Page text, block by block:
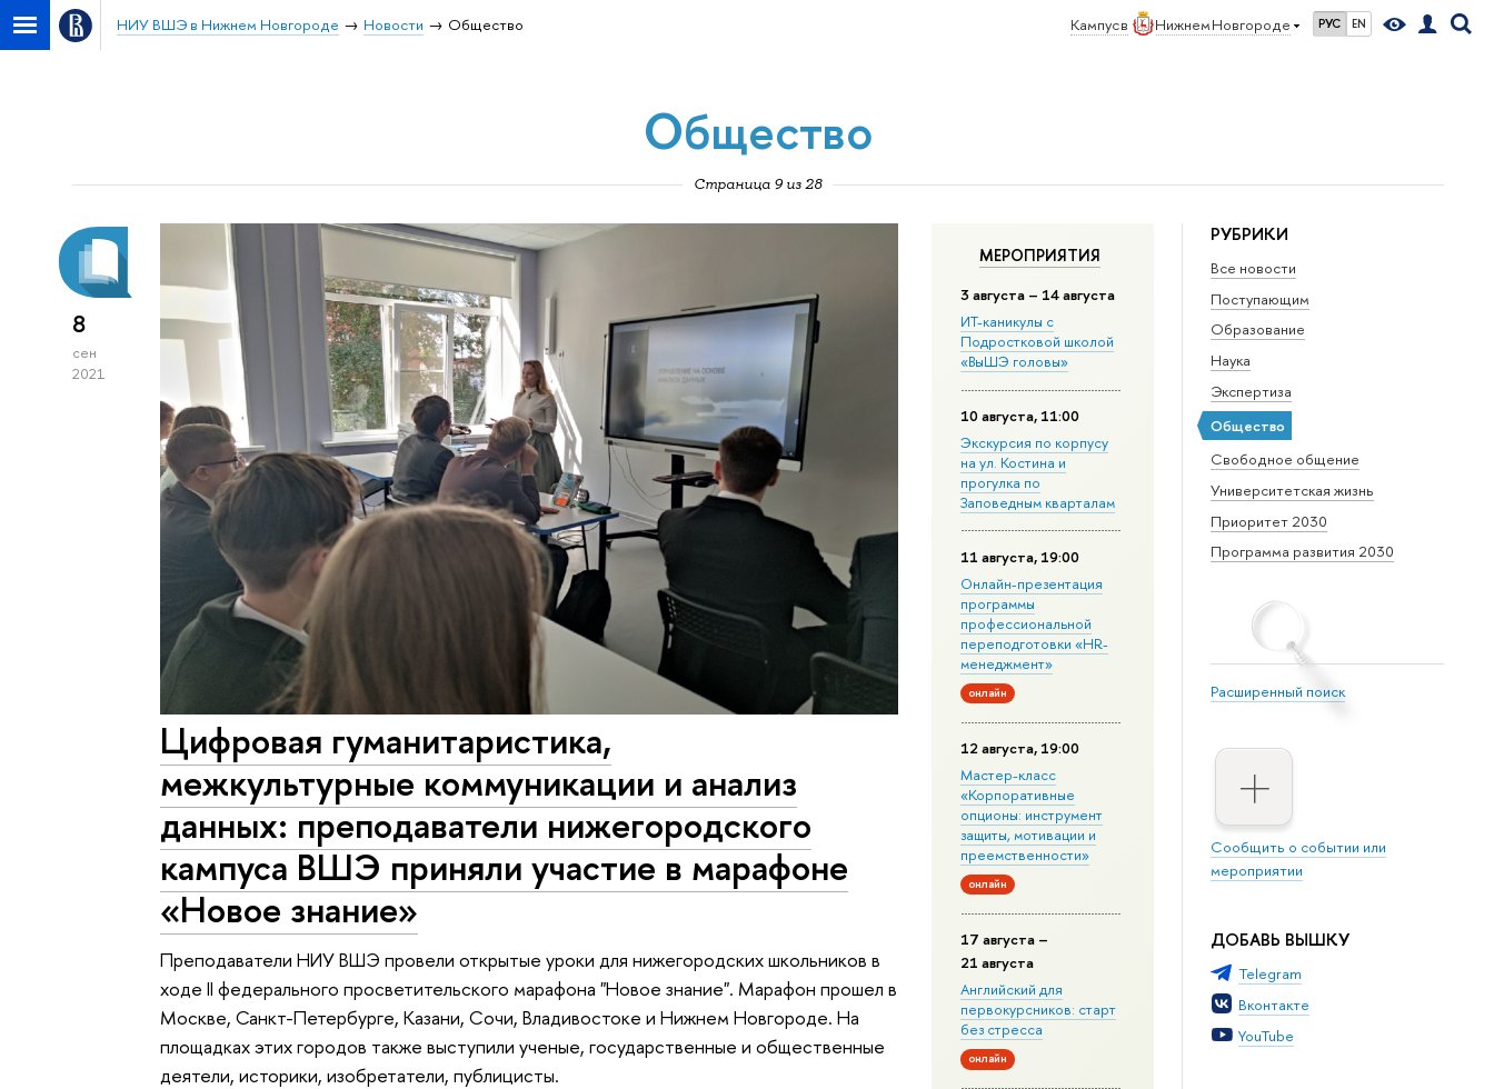
Кампус в Нижнем Новгороде РУС EN
НИУ ВШЭ в Нижнем Новгороде Новости Общество
Общество
Страница 9 из 28
РУБРИКИ
Все новости
Поступающим
Образование
Наука
Экспертиза
Общество
Свободное общение
Университетская жизнь
Приоритет 2030
Программа развития 2030
Расширенный поиск
Сообщить о событии или
мероприятии
ДОБАВЬ ВЫШКУ
Telegram
Вконтакте
YouTube
МЕРОПРИЯТИЯ
3 августа – 14 августа
ИТ-каникулы с
Подростковой школой
«ВыШЭ головы»
10 августа, 11:00
Экскурсия по корпусу
на ул. Костина и
прогулка по
Заповедным кварталам
11 августа, 19:00
Онлайн-презентация
программы
профессиональной
переподготовки «HR-
менеджмент»
онлайн
12 августа, 19:00
Мастер-класс
«Корпоративные
опционы: инструмент
защиты, мотивации и
преемственности»
онлайн
17 августа –
21 августа
Английский для
первокурсников: старт
без стресса
онлайн
8
сен
2021
Цифровая гуманитаристика,
межкультурные коммуникации и анализ
данных: преподаватели нижегородского
кампуса ВШЭ приняли участие в марафоне
«Новое знание»
Преподаватели НИУ ВШЭ провели открытые уроки для нижегородских школьников в
ходе II федерального просветительского марафона "Новое знание". Марафон прошел в
Москве, Санкт-Петербурге, Казани, Сочи, Владивостоке и Нижнем Новгороде. На
площадках этих городов также выступили ученые, государственные и общественные
деятели, историки, изобретатели, публицисты.